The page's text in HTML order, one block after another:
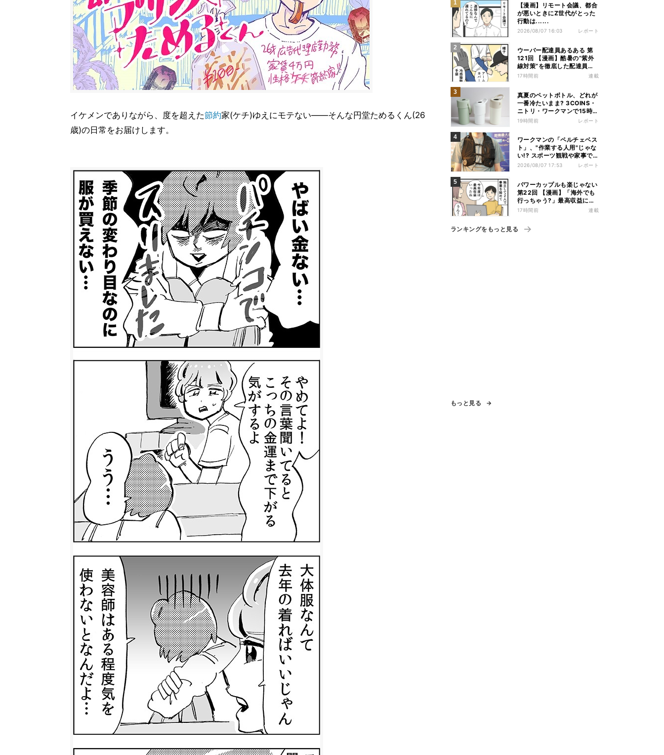
イケメンでありながら、度を超えた節約家(ケチ)ゆえにモテない――そんな円堂ためるくん(26
歳)の日常をお届けします。
【漫画】リモート会議、都合
が悪いときにZ世代がとった
行動は......
2026/08/07 16:03 レポート
ウーバー配達員あるある 第
121回 【漫画】酷暑の“紫外
線対策”を徹底した配達員
が、数カ月後に絶句した理由
17時間前 連載
真夏のペットボトル、どれが
一番冷たいまま? 3COINS・
ニトリ・ワークマンで15時間
検証してみた
19時間前 レポート
ワークマンの「ペルチェベス
ト」、"作業する人用"じゃな
い!? スポーツ観戦や家事で
の熱中症&冷え対策に――話
2026/08/07 17:53 レポート
パワーカップルも楽じゃない
第22回 【漫画】「海外でも
行っちゃう?」最高収益に喜
ぶ夫婦、直後に届いた“通知
17時間前 連載
ランキングをもっと見る
もっと見る